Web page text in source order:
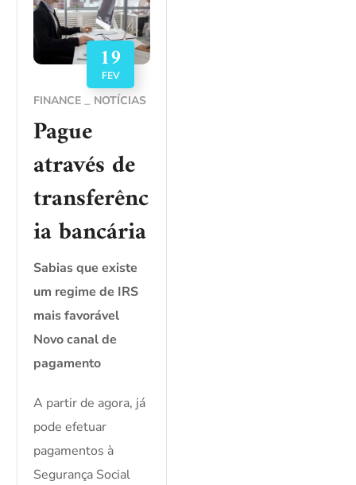
19
FEV
FINANCE NOTÍCIAS
Pague
através de
transferênc
ia bancária
Sabias que existe
um regime de IRS
mais favorável
Novo canal de
pagamento
A partir de agora, já
pode efetuar
pagamentos à
Segurança Social